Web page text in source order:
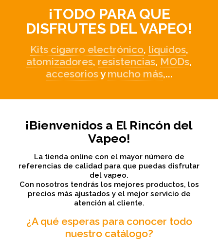
¡TODO PARA QUE
DISFRUTES DEL VAPEO!
Kits cigarro electrónico, líquidos,
atomizadores, resistencias, MODs,
accesoriosymucho más,...
¡Bienvenidos a El Rincón del
Vapeo!
La tienda online con el mayor número de
referencias de calidad para que puedas disfrutar
del vapeo.
Con nosotros tendrás los mejores productos, los
precios más ajustados y el mejor servicio de
atención al cliente.
¿A qué esperas para conocer todo
nuestro catálogo?